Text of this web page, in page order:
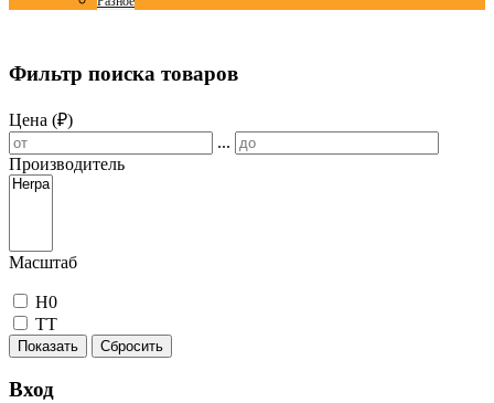
Фильтр поиска товаров
Цена (₽)
...
Производитель
Масштаб
H0
TT
Показать Сбросить
Вход